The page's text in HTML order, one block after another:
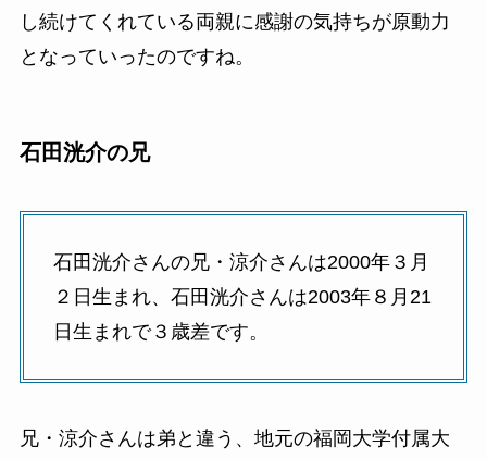
し続けてくれている両親に感謝の気持ちが原動力
となっていったのですね。
石田洸介の兄
石田洸介さんの兄・涼介さんは2000年３月
２日生まれ、石田洸介さんは2003年８月21
日生まれで３歳差です。
兄・涼介さんは弟と違う、地元の福岡大学付属大